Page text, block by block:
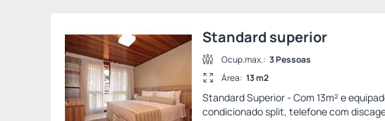
Standard superior
Ocup.max.: 3 Pessoas
Área: 13 m2
Standard Superior - Com 13m² e
condicionado split, telefone com